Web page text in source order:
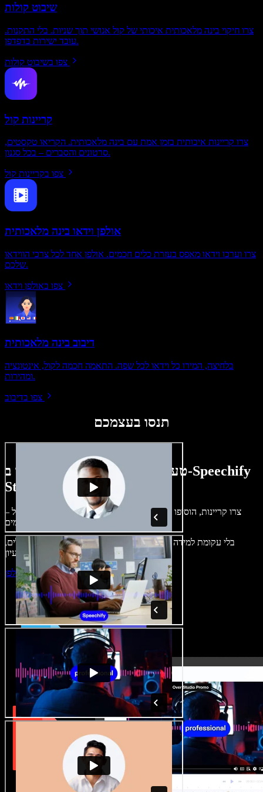
שיבוט קולות
צרו חיקוי בינה מלאכותית איכותי של קול אנושי תוך שניות. בלי התקנות.
עובד ישירות בדפדפן.
צפו בשיבוט קולות
קריינות קול
צרו קריינות איכותית בזמן אמת עם בינה מלאכותית. הקריאו טקסטים,
סרטונים והסברים – בכל סגנון.
צפו בקריינות קול
אולפן וידאו בינה מלאכותית
צרו וערכו וידאו מאפס בעזרת כלים חכמים. אולפן אחד לכל צרכי הווידאו
שלכם.
צפו באולפן וידאו
דיבוב בינה מלאכותית
בלחיצה, המירו כל וידאו לכל שפה. התאמה חכמה לקול, אינטונציה
ומהירות.
צפו בדיבוב
תנסו בעצמכם
טעימה קטנה ממה שתוכלו ליצור ב-Speechify
Studio.
צרו קריינות, הוסיפו תמונות ללא זכויות, אודיו, סרטונים ושיבוט קול –
בלי עקומת למידה – הכול זמין בדפדפן. יוצרי תוכן כבר לא מוגבלים,
התחילו ליצור באולפן